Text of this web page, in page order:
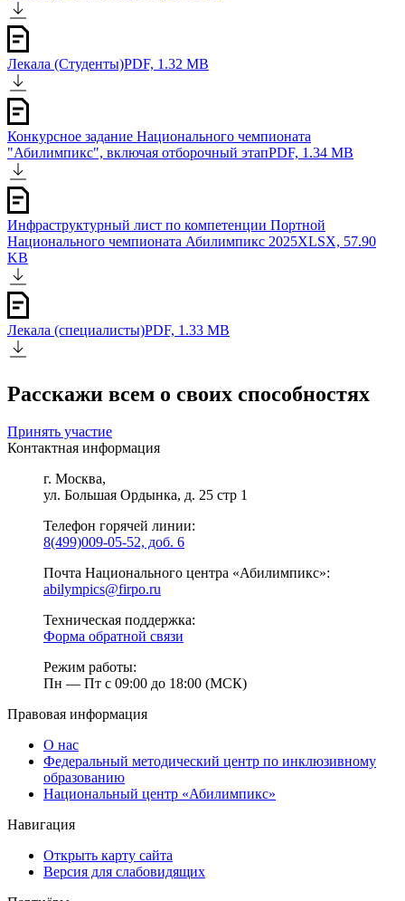
Лекала (Студенты)PDF, 1.32 MB
Конкурсное задание Национального чемпионата
"Абилимпикс", включая отборочный этапPDF, 1.34 MB
Инфраструктурный лист по компетенции Портной
Национального чемпионата Абилимпикс 2025XLSX, 57.90
KB
Лекала (специалисты)PDF, 1.33 MB
Расскажи всем о своих способностях
Принять участие
Контактная информация
г. Москва,
ул. Большая Ордынка, д. 25 стр 1
Телефон горячей линии:
8(499)009-05-52, доб. 6
Почта Национального центра «Абилимпикс»:
abilympics@firpo.ru
Техническая поддержка:
Форма обратной связи
Режим работы:
Пн — Пт с 09:00 до 18:00 (МСК)
Правовая информация
О нас
Федеральный методический центр по инклюзивному
образованию
Национальный центр «Абилимпикс»
Навигация
Открыть карту сайта
Версия для слабовидящих